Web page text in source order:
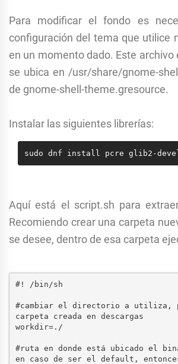
Para modificar el fondo es
configuración del tema que utilice
en un momento dado. Este archivo
se ubica en /usr/share/gnome-
de gnome-shell-theme.gresource.
Instalar las siguientes librerías:
sudo dnf install pcre glib2-
Aquí está el script.sh para
Recomiendo crear una carpeta
se desee, dentro de esa carpeta
#! /bin/sh
#cambiar el directorio a utiliza,
carpeta creada en descargas
workdir=./
#ruta en donde está ubicado el
en caso de ser el default,